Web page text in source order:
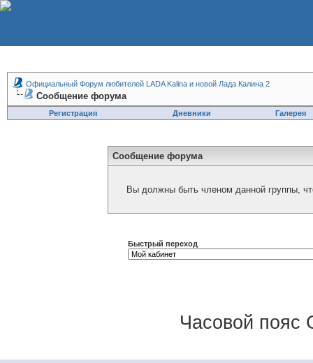
Официальный Форум любителей LADA Kalina и новой Лада Калина 2
Сообщение форума
Регистрация Дневники Галерея
Сообщение форума
Вы должны быть членом данной группы,
Быстрый переход
Часовой пояс